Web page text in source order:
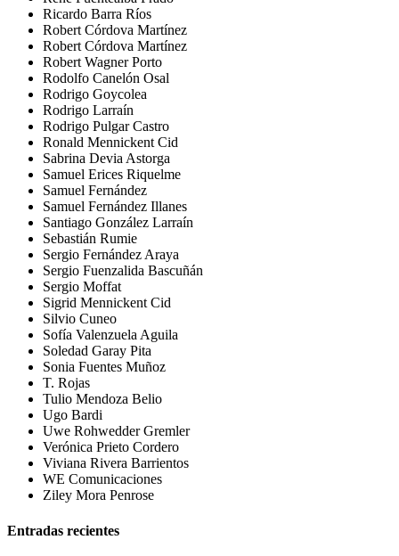
Ricardo Barra Ríos
Robert Córdova Martínez
Robert Córdova Martínez
Robert Wagner Porto
Rodolfo Canelón Osal
Rodrigo Goycolea
Rodrigo Larraín
Rodrigo Pulgar Castro
Ronald Mennickent Cid
Sabrina Devia Astorga
Samuel Erices Riquelme
Samuel Fernández
Samuel Fernández Illanes
Santiago González Larraín
Sebastián Rumie
Sergio Fernández Araya
Sergio Fuenzalida Bascuñán
Sergio Moffat
Sigrid Mennickent Cid
Silvio Cuneo
Sofía Valenzuela Aguila
Soledad Garay Pita
Sonia Fuentes Muñoz
T. Rojas
Tulio Mendoza Belio
Ugo Bardi
Uwe Rohwedder Gremler
Verónica Prieto Cordero
Viviana Rivera Barrientos
WE Comunicaciones
Ziley Mora Penrose
Entradas recientes